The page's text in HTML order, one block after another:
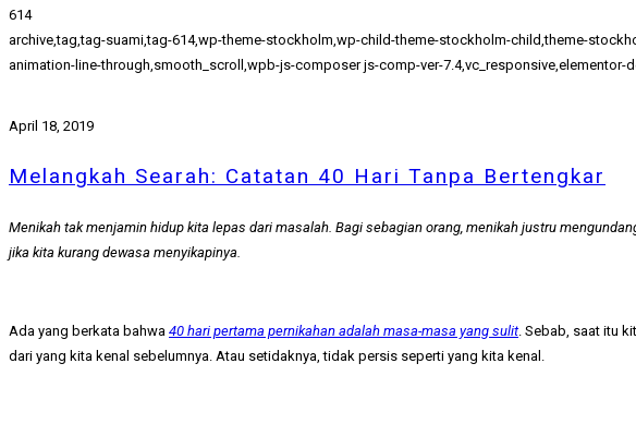
614
archive,tag,tag-suami,tag-614,wp-theme-stockholm,wp-child-theme-stockholm-child,theme-
animation-line-through,smooth_scroll,wpb-js-composer js-comp-ver-7.4,vc_responsive,elementor-
April 18, 2019
Melangkah Searah: Catatan 40 Hari Tanpa Bertengkar
Menikah tak menjamin hidup kita lepas dari masalah. Bagi sebagian orang, menikah justru
jika kita kurang dewasa menyikapinya.
Ada yang berkata bahwa 40 hari pertama pernikahan adalah masa-masa yang sulit. Sebab, saat itu
dari yang kita kenal sebelumnya. Atau setidaknya, tidak persis seperti yang kita kenal.